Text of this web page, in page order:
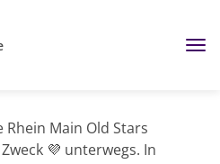
Rhein Main Old Stars
💜 unterwegs. In